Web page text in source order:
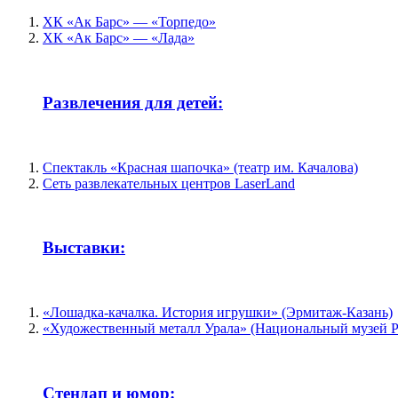
ХК «Ак Барс» — «Торпедо»
ХК «Ак Барс» — «Лада»
Развлечения для детей:
Спектакль «Красная шапочка» (театр им. Качалова)
Сеть развлекательных центров LaserLand
Выставки:
«Лошадка-качалка. История игрушки» (Эрмитаж-Казань)
«Художественный металл Урала» (Национальный музей
Стендап и юмор: